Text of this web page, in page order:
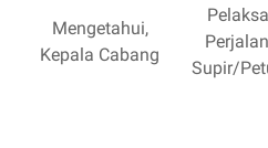
Mengetahui,
Kepala Cabang
Supir/